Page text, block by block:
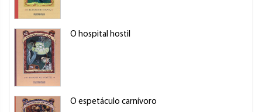
O hospital hostil
O espetáculo carnívoro